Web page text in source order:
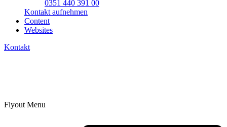
0351 440 391 00
Kontakt aufnehmen
Content
Websites
Kontakt
Flyout Menu